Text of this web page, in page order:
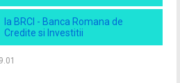
la BRCI - Banca Romana de
Credite si Investitii